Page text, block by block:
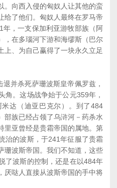
。向西入侵的匈奴人让其他的蛮
给了他们。匈奴人最终在罗马帝
年，一支保加利亚游牧部族（阿
，在多瑙河下游和海缪斯（巴尔
上、为自己赢得了一块永久立足
并杀死萨珊波斯皇帝佩罗兹，
角。这场战争始于公元359年，
达（迪亚巴克尔）。到了484
部族已经占领了乌浒河－药杀水
里亚曾经是贵霜帝国的属地。第
治的波斯，于241年征服了贵霜
珊波斯帝国。我们不知道，这些
了波斯的控制，还是在以484年
厌哒人直接从波斯帝国的手中将